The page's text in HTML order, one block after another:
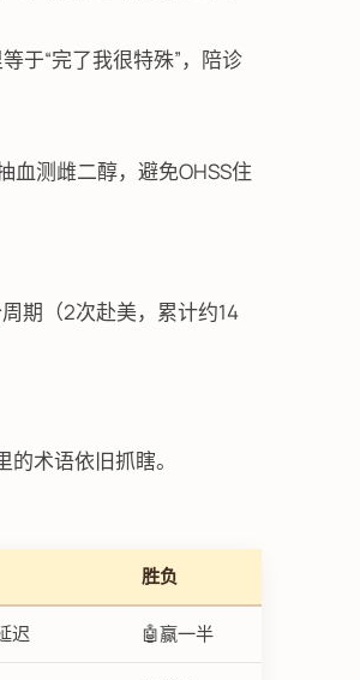
于“完了我很特殊”，陪诊
血测雌二醇，避免OHSS住
期（2次赴美，累计约14
术语依旧抓瞎。
胜负
迟 🤖赢一半